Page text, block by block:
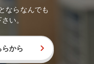
ならなんでも
い。
から